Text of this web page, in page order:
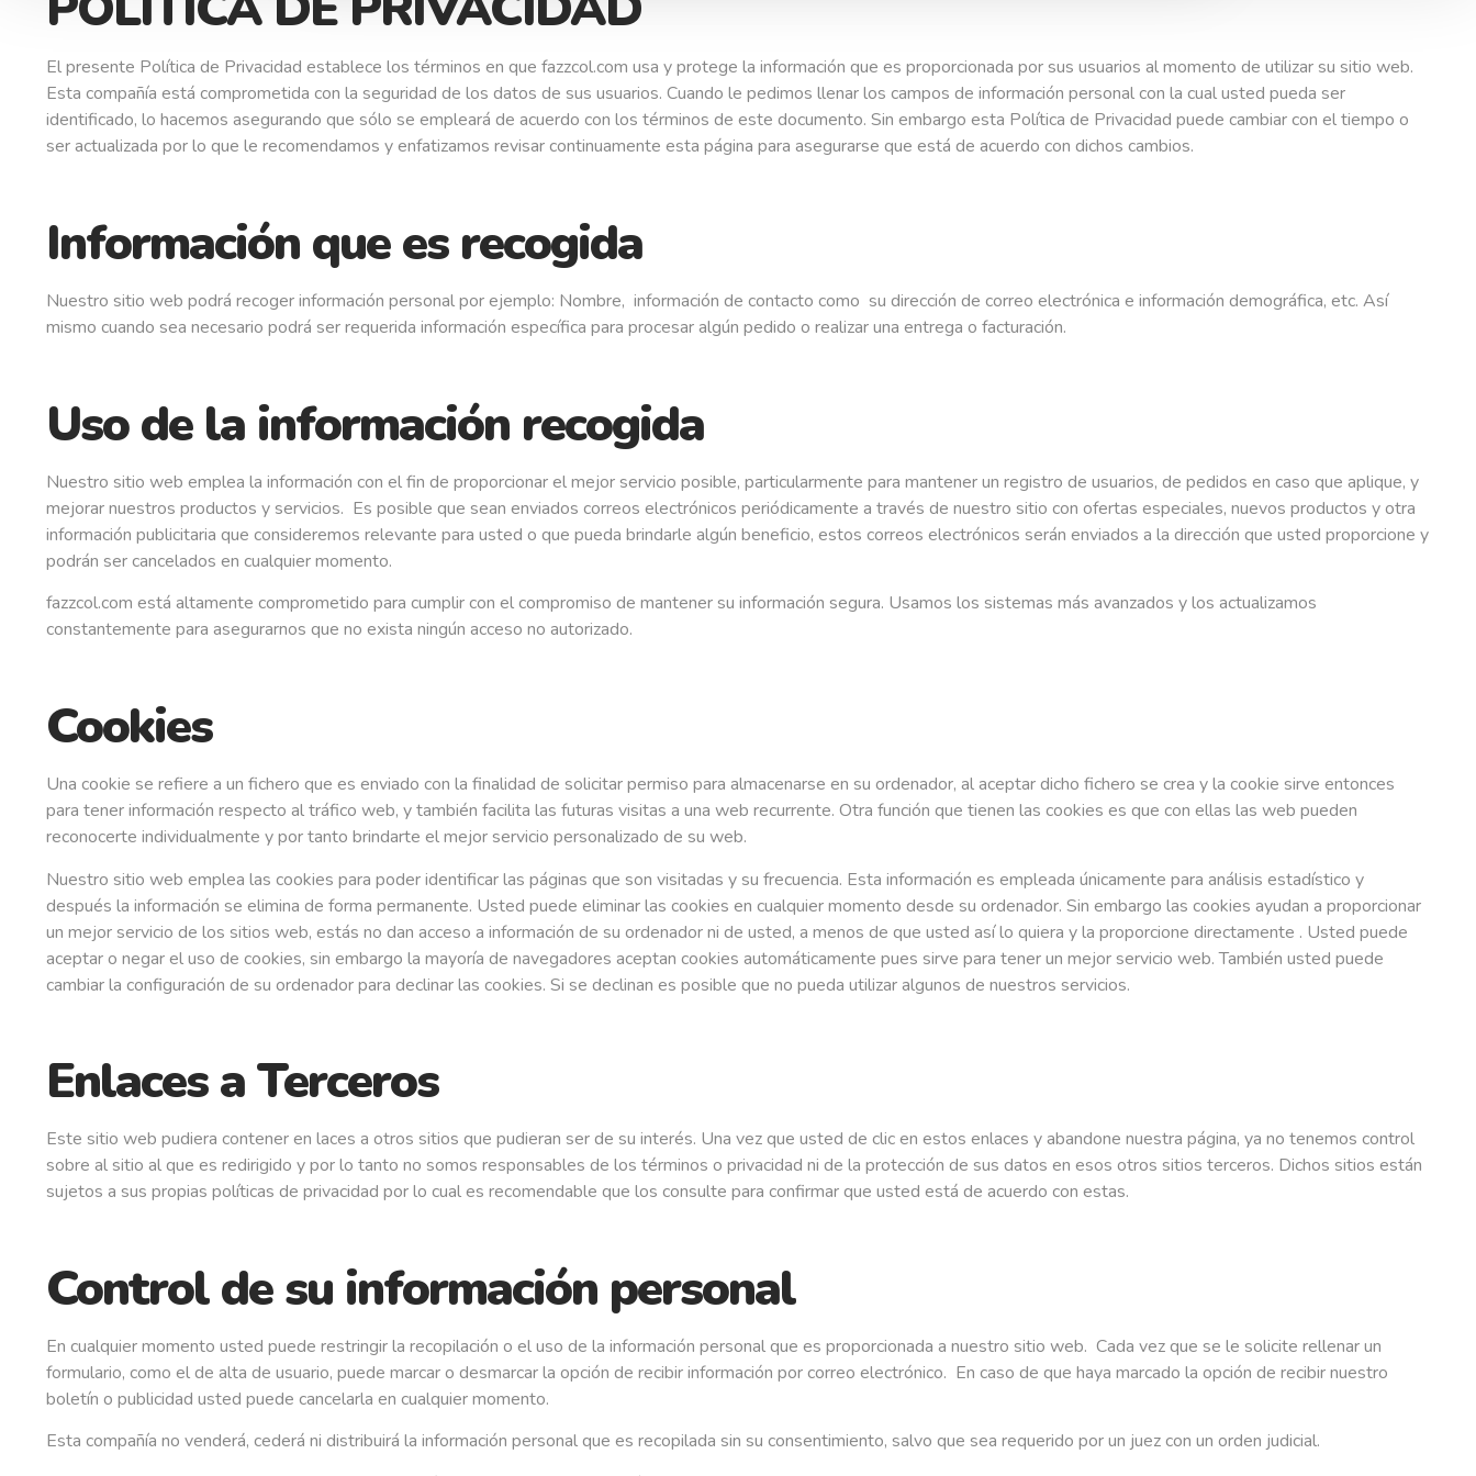
El presente Política de Privacidad establece los términos en que fazzcol.com usa y protege la información que es proporcionada por sus usuarios al momento de utilizar su sitio web.
Esta compañía está comprometida con la seguridad de los datos de sus usuarios. Cuando le pedimos llenar los campos de información personal con la cual usted pueda ser
identificado, lo hacemos asegurando que sólo se empleará de acuerdo con los términos de este documento. Sin embargo esta Política de Privacidad puede cambiar con el tiempo o
ser actualizada por lo que le recomendamos y enfatizamos revisar continuamente esta página para asegurarse que está de acuerdo con dichos cambios.
Información que es recogida
Nuestro sitio web podrá recoger información personal por ejemplo: Nombre, información de contacto como su dirección de correo electrónica e información demográfica, etc. Así
mismo cuando sea necesario podrá ser requerida información específica para procesar algún pedido o realizar una entrega o facturación.
Uso de la información recogida
Nuestro sitio web emplea la información con el fin de proporcionar el mejor servicio posible, particularmente para mantener un registro de usuarios, de pedidos en caso que aplique, y
mejorar nuestros productos y servicios. Es posible que sean enviados correos electrónicos periódicamente a través de nuestro sitio con ofertas especiales, nuevos productos y otra
información publicitaria que consideremos relevante para usted o que pueda brindarle algún beneficio, estos correos electrónicos serán enviados a la dirección que usted proporcione y
podrán ser cancelados en cualquier momento.
fazzcol.com está altamente comprometido para cumplir con el compromiso de mantener su información segura. Usamos los sistemas más avanzados y los actualizamos
constantemente para asegurarnos que no exista ningún acceso no autorizado.
Cookies
Una cookie se refiere a un fichero que es enviado con la finalidad de solicitar permiso para almacenarse en su ordenador, al aceptar dicho fichero se crea y la cookie sirve entonces
para tener información respecto al tráfico web, y también facilita las futuras visitas a una web recurrente. Otra función que tienen las cookies es que con ellas las web pueden
reconocerte individualmente y por tanto brindarte el mejor servicio personalizado de su web.
Nuestro sitio web emplea las cookies para poder identificar las páginas que son visitadas y su frecuencia. Esta información es empleada únicamente para análisis estadístico y
después la información se elimina de forma permanente. Usted puede eliminar las cookies en cualquier momento desde su ordenador. Sin embargo las cookies ayudan a proporcionar
un mejor servicio de los sitios web, estás no dan acceso a información de su ordenador ni de usted, a menos de que usted así lo quiera y la proporcione directamente . Usted puede
aceptar o negar el uso de cookies, sin embargo la mayoría de navegadores aceptan cookies automáticamente pues sirve para tener un mejor servicio web. También usted puede
cambiar la configuración de su ordenador para declinar las cookies. Si se declinan es posible que no pueda utilizar algunos de nuestros servicios.
Enlaces a Terceros
Este sitio web pudiera contener en laces a otros sitios que pudieran ser de su interés. Una vez que usted de clic en estos enlaces y abandone nuestra página, ya no tenemos control
sobre al sitio al que es redirigido y por lo tanto no somos responsables de los términos o privacidad ni de la protección de sus datos en esos otros sitios terceros. Dichos sitios están
sujetos a sus propias políticas de privacidad por lo cual es recomendable que los consulte para confirmar que usted está de acuerdo con estas.
Control de su información personal
En cualquier momento usted puede restringir la recopilación o el uso de la información personal que es proporcionada a nuestro sitio web. Cada vez que se le solicite rellenar un
formulario, como el de alta de usuario, puede marcar o desmarcar la opción de recibir información por correo electrónico. En caso de que haya marcado la opción de recibir nuestro
boletín o publicidad usted puede cancelarla en cualquier momento.
Esta compañía no venderá, cederá ni distribuirá la información personal que es recopilada sin su consentimiento, salvo que sea requerido por un juez con un orden judicial.